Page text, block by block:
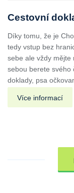
Cestovní
Díky tomu, že je
tedy vstup bez
sebe ale vždy mějte
sebou berete svého
doklady, psa
Více informací